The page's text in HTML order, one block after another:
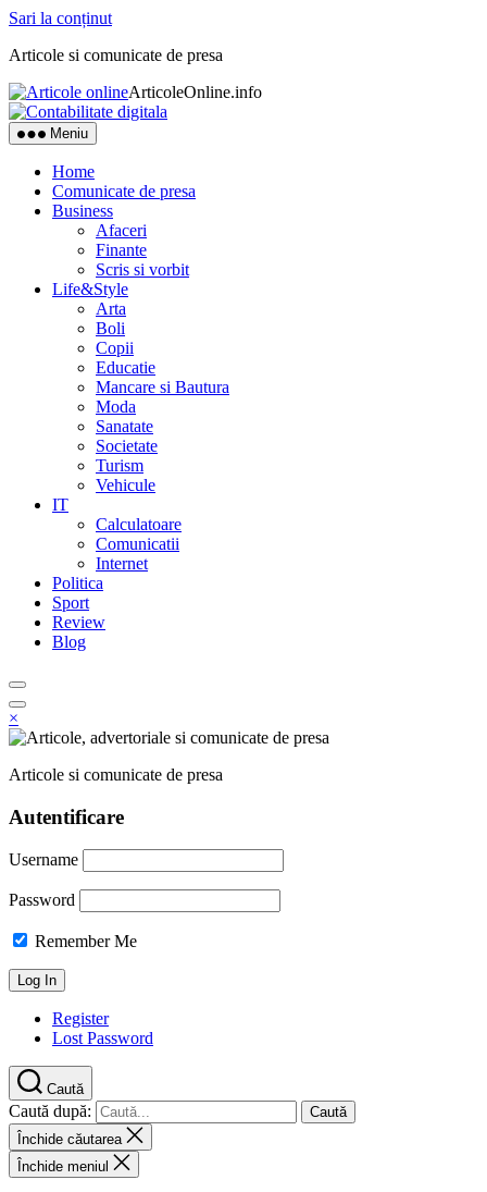
Sari la conținut
Articole si comunicate de presa
ArticoleOnline.info
Meniu
Home
Comunicate de presa
Business
Afaceri
Finante
Scris si vorbit
Life&Style
Arta
Boli
Copii
Educatie
Mancare si Bautura
Moda
Sanatate
Societate
Turism
Vehicule
IT
Calculatoare
Comunicatii
Internet
Politica
Sport
Review
Blog
×
Articole si comunicate de presa
Autentificare
Username
Password
Remember Me
Register
Lost Password
Caută
Caută după:
Închide căutarea
Închide meniul